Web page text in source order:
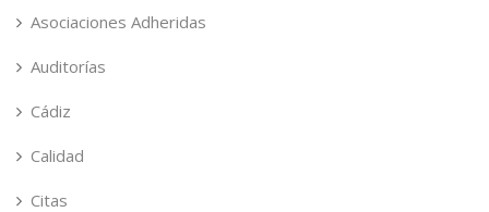
Asociaciones Adheridas
Auditorías
Cádiz
Calidad
Citas